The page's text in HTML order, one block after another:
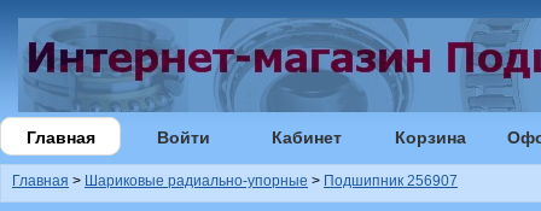
Главная Войти Кабинет Корзина
Главная > Шариковые радиально-упорные > Подшипник 256907